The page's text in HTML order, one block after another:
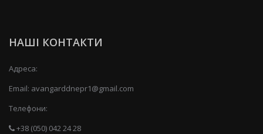
НАШІ КОНТАКТИ
Адреса:
Email: avangarddnepr1@gmail.com
Телефони:
+38 (050) 042 24 28